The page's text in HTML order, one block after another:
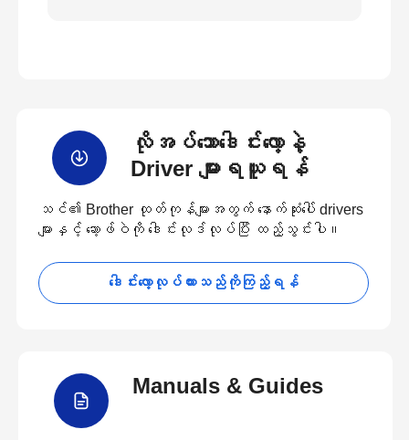
လိုအပ်သောဒေါင်းလော့နဲ့
Driver များရယူရန်
သင်၏ Brother ထုတ်ကုန်များအတွက် နောက်ဆုံးပေါ် drivers
များနှင့် ဆော့ဖ်ဝဲကို ဒေါင်းလုဒ်လုပ်ပြီး ထည့်သွင်းပါ။
ဒေါင်းလော့လုပ်ထားသည်ကိုကြည့်ရန်
Manuals & Guides